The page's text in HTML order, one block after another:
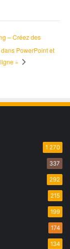
– Créez des
PowerPoint et
»
1 270
337
292
215
199
174
134